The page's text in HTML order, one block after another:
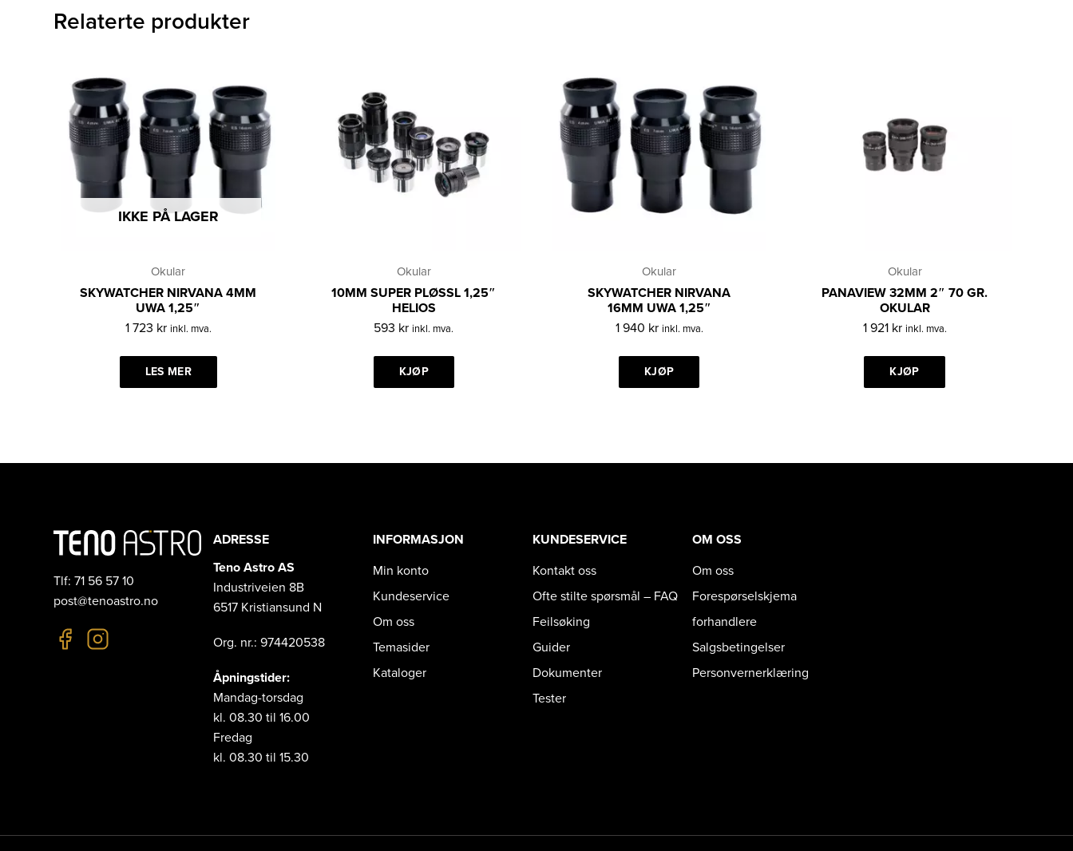
Relaterte produkter
IKKE PÅ LAGER
Okular
SKYWATCHER NIRVANA 4MM
UWA 1,25″
1 723 kr inkl. mva.
LES MER
Okular
10MM SUPER PLØSSL 1,25″
HELIOS
593 kr inkl. mva.
KJØP
Okular
SKYWATCHER NIRVANA
16MM UWA 1,25″
1 940 kr inkl. mva.
KJØP
Okular
PANAVIEW 32MM 2″ 70 GR.
OKULAR
1 921 kr inkl. mva.
KJØP
Tlf: 71 56 57 10
post@tenoastro.no
ADRESSE
Teno Astro AS
Industriveien 8B
6517 Kristiansund N
Org. nr.: 974420538
Åpningstider:
Mandag-torsdag
kl. 08.30 til 16.00
Fredag
kl. 08.30 til 15.30
INFORMASJON
Min konto
Kundeservice
Om oss
Temasider
Kataloger
KUNDESERVICE
Kontakt oss
Ofte stilte spørsmål – FAQ
Feilsøking
Guider
Dokumenter
Tester
OM OSS
Om oss
Forespørselskjema
forhandlere
Salgsbetingelser
Personvernerklæring